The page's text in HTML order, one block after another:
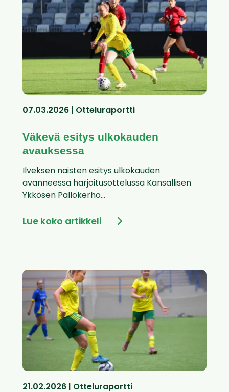
07.03.2026 | Otteluraportti
Väkevä esitys ulkokauden
avauksessa
Ilveksen naisten esitys ulkokauden
avanneessa harjoitusottelussa Kansallisen
Ykkösen Pallokerho...
Lue koko artikkeli
21.02.2026 | Otteluraportti